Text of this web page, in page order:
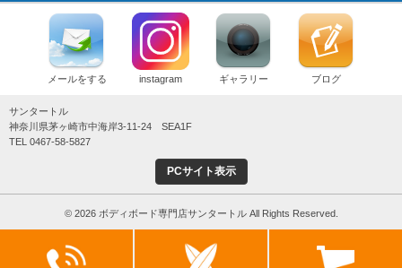
メールをする instagram ギャラリー ブログ
サンタートル
神奈川県茅ヶ崎市中海岸3-11-24 SEA1F
TEL 0467-58-5827
PCサイト表示
© 2026 ボディボード専門店サンタートル All Rights Reserved.